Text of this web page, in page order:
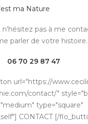
ma Nature
n'hésitez pas à me
parler de votre histoire.
06 70 29 87 47
url="https://
contact/"
type="square"
CONTACT [/